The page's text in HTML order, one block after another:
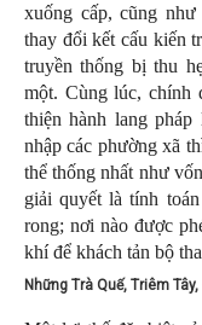
xuống cấp, cũng
thay đổi kết cấu kiến
truyền thống bị thu
một. Cùng lúc, chính
thiện hành lang
nhập các phường xã
thể thống nhất như
giải quyết là tính
rong; nơi nào được
khí để khách tản bộ
Những Trà Quế, Triêm